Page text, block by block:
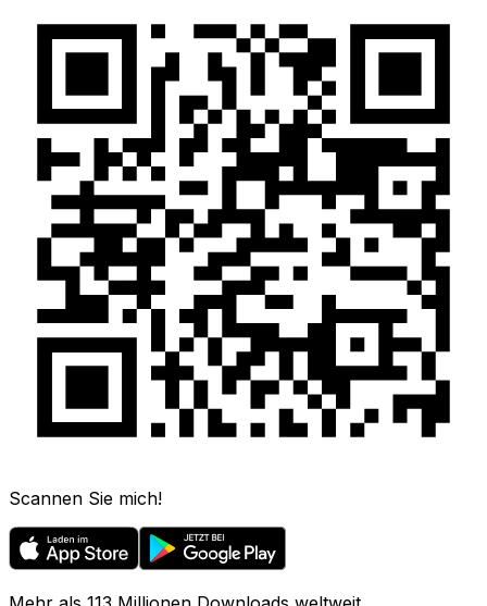
Scannen Sie mich!